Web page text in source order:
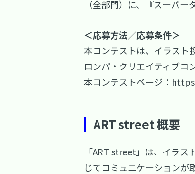
（全部門）に、『スーパ
＜応募方法／応募条件＞
本コンテストは、イラスト
ロンパ・クリエイティブコ
本コンテストページ：
ART street 概要
「ART street」は、イラ
じてコミュニケーションが